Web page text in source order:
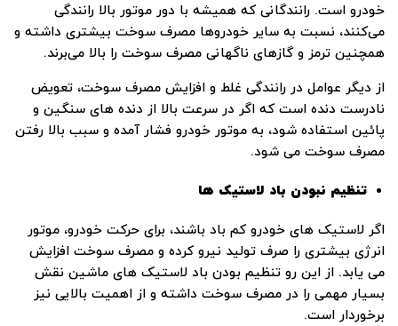
خودرو است. رانندگانی که همیشه با دور موتور بالا رانندگی
می‌کنند، نسبت به سایر خودروها مصرف سوخت بیشتری داشته و
همچنین ترمز و گازهای ناگهانی مصرف سوخت را بالا می‌برند.
از دیگر عوامل در رانندگی غلط و افزایش مصرف سوخت، تعویض
نادرست دنده است که اگر در سرعت بالا از دنده ‌های سنگین و
پائین استفاده شود، به موتور خودرو فشار آمده و سبب بالا رفتن
مصرف سوخت می ‌شود.
تنظیم نبودن باد لاستیک ‌ها
اگر لاستیک ‌های خودرو کم باد باشند، برای حرکت خودرو، موتور
انرژی بیشتری را صرف تولید نیرو کرده و مصرف سوخت افزایش
می ‌یابد. از این رو تنظیم بودن باد لاستیک‌ های ماشین نقش
بسیار مهمی را در مصرف سوخت داشته و از اهمیت بالایی نیز
برخوردار است.